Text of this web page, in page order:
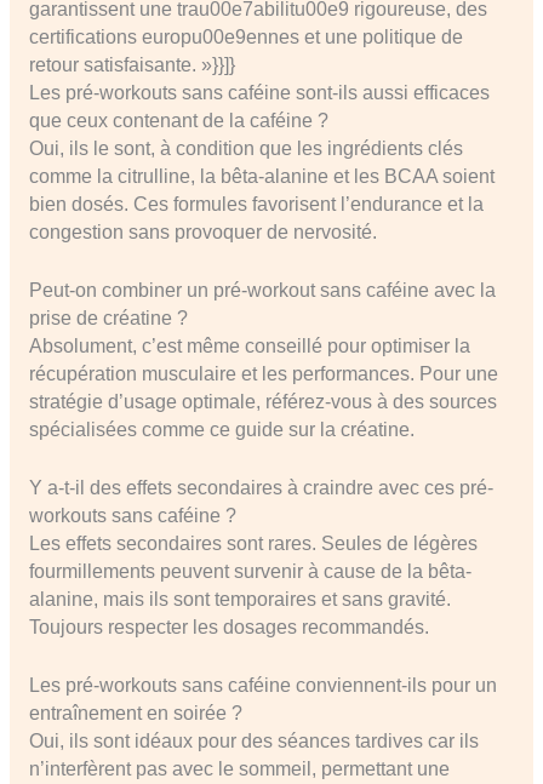
garantissent une trau00e7abilitu00e9 rigoureuse, des
certifications europu00e9ennes et une politique de
retour satisfaisante. »}}]}
Les pré-workouts sans caféine sont-ils aussi efficaces
que ceux contenant de la caféine ?
Oui, ils le sont, à condition que les ingrédients clés
comme la citrulline, la bêta-alanine et les BCAA soient
bien dosés. Ces formules favorisent l’endurance et la
congestion sans provoquer de nervosité.
Peut-on combiner un pré-workout sans caféine avec la
prise de créatine ?
Absolument, c’est même conseillé pour optimiser la
récupération musculaire et les performances. Pour une
stratégie d’usage optimale, référez-vous à des sources
spécialisées comme ce guide sur la créatine.
Y a-t-il des effets secondaires à craindre avec ces pré-
workouts sans caféine ?
Les effets secondaires sont rares. Seules de légères
fourmillements peuvent survenir à cause de la bêta-
alanine, mais ils sont temporaires et sans gravité.
Toujours respecter les dosages recommandés.
Les pré-workouts sans caféine conviennent-ils pour un
entraînement en soirée ?
Oui, ils sont idéaux pour des séances tardives car ils
n’interfèrent pas avec le sommeil, permettant une